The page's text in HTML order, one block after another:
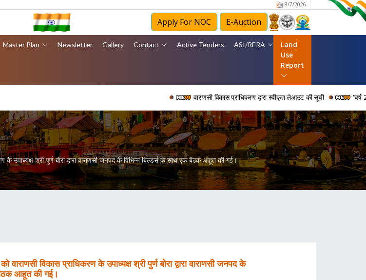
8/7/2026
Apply For NOC E-Auction
Master Plan Newsletter Gallery Contact Active Tenders ASI/RERA
Land
Use
Report
वाराणसी विकास प्राधिकरण द्वारा स्वीकृत लेआउट की सूची “वर्ष 2006 से
उपाध्यक्ष श्री पुर्ण बोरा द्वारा वाराणसी जनपद के विभिन्न बिल्डर्स के साथ एक बैठक आहूत की गई।
विकास प्राधिकरण के उपाध्यक्ष श्री पुर्ण बोरा द्वारा वाराणसी जनपद के
आहूत की गई।